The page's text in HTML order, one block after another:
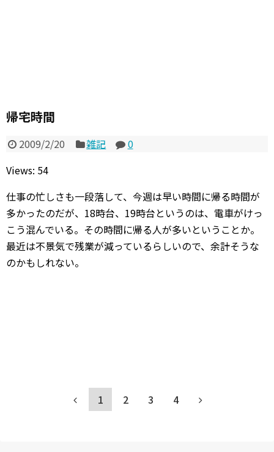
帰宅時間
2009/2/20 雑記
0
Views: 54
仕事の忙しさも一段落して、今週は早い時間に帰る時間が
多かったのだが、18時台、19時台というのは、電車がけっ
こう混んでいる。その時間に帰る人が多いということか。
最近は不景気で残業が減っているらしいので、余計そうな
のかもしれない。
1 2 3 4